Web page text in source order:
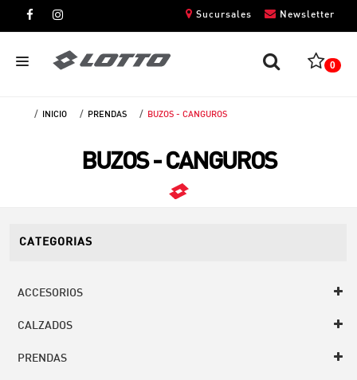
Newsletter
Sucursales
0
INICIO PRENDAS BUZOS - CANGUROS
BUZOS - CANGUROS
CATEGORIAS
ACCESORIOS
CALZADOS
PRENDAS